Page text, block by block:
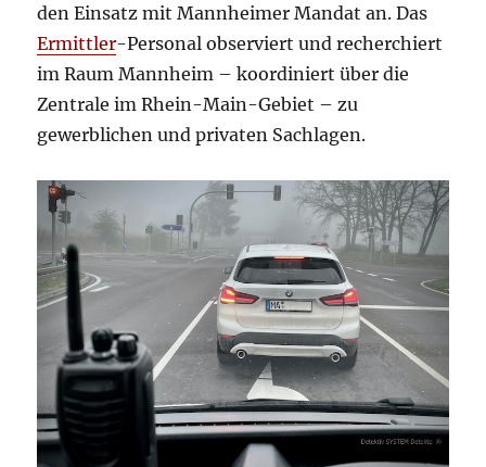
den Einsatz mit Mannheimer Mandat an. Das
Ermittler-Personal observiert und recherchiert
im Raum Mannheim – koordiniert über die
Zentrale im Rhein-Main-Gebiet – zu
gewerblichen und privaten Sachlagen.